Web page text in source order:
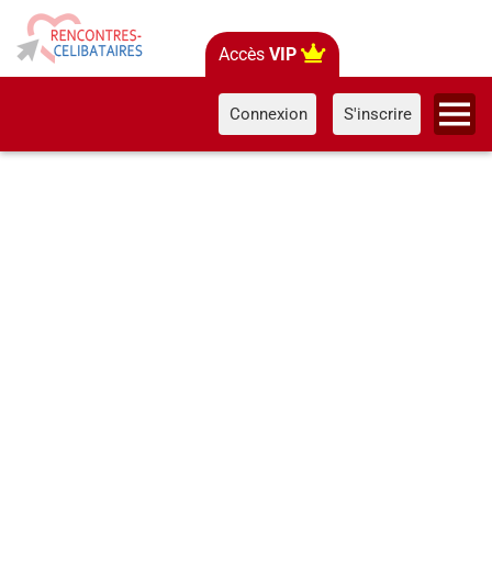
Accès VIP
Connexion S'inscrire